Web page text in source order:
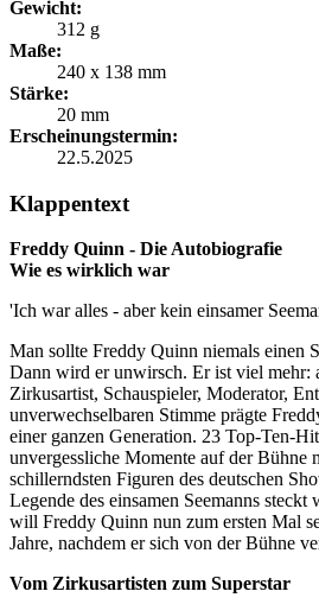
Gewicht:
312 g
Maße:
240 x 138 mm
Stärke:
20 mm
Erscheinungstermin:
22.5.2025
Klappentext
Freddy Quinn - Die Autobiografie
Wie es wirklich war
'Ich war alles - aber kein einsamer
Man sollte Freddy Quinn niemals einen
Dann wird er unwirsch. Er ist viel mehr:
Zirkusartist, Schauspieler, Moderator,
unverwechselbaren Stimme prägte
einer ganzen Generation. 23 Top-Ten-
unvergessliche Momente auf der Bühne
schillerndsten Figuren des deutschen
Legende des einsamen Seemanns steckt
will Freddy Quinn nun zum ersten Mal
Jahre, nachdem er sich von der Bühne
Vom Zirkusartisten zum Superstar